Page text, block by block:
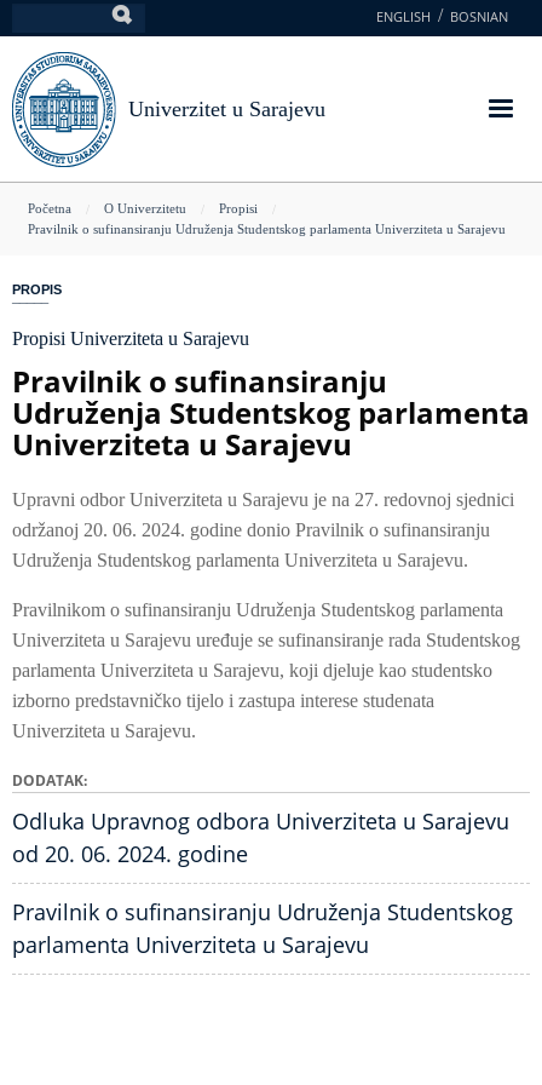
na
glavni
sadržaj
ENGLISH BOSNIAN
Univerzitet u Sarajevu
You
here
Početna O Univerzitetu
Propisi
Pravilnik o sufinansiranju Udruženja Studentskog parlamenta Univerziteta u Sarajevu
PROPIS
Propisi Univerziteta u Sarajevu
Pravilnik o sufinansiranju
Udruženja Studentskog parlamenta
Univerziteta u Sarajevu
Upravni odbor Univerziteta u Sarajevu je na 27. redovnoj sjednici
održanoj 20. 06. 2024. godine donio Pravilnik o sufinansiranju
Udruženja Studentskog parlamenta Univerziteta u Sarajevu.
Pravilnikom o sufinansiranju Udruženja Studentskog parlamenta
Univerziteta u Sarajevu uređuje se sufinansiranje rada Studentskog
parlamenta Univerziteta u Sarajevu, koji djeluje kao studentsko
izborno predstavničko tijelo i zastupa interese studenata
Univerziteta u Sarajevu.
DODATAK
Odluka Upravnog odbora Univerziteta u Sarajevu
od 20. 06. 2024. godine
Pravilnik o sufinansiranju Udruženja Studentskog
parlamenta Univerziteta u Sarajevu